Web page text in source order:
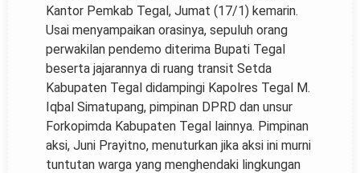
Kantor Pemkab Tegal, Jumat (17/1) kemarin.
Usai menyampaikan orasinya, sepuluh orang
perwakilan pendemo diterima Bupati Tegal
beserta jajarannya di ruang transit Setda
Kabupaten Tegal didampingi Kapolres Tegal M.
Iqbal Simatupang, pimpinan DPRD dan unsur
Forkopimda Kabupaten Tegal lainnya. Pimpinan
aksi, Juni Prayitno, menuturkan jika aksi ini murni
tuntutan warga yang menghendaki lingkungan